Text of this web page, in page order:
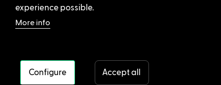
experience possible.
More info
Configure Accept all